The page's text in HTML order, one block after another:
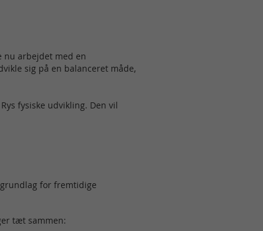
nu arbejdet med en
sig på en balanceret måde,
fysiske udvikling. Den vil
for fremtidige
tæt sammen: